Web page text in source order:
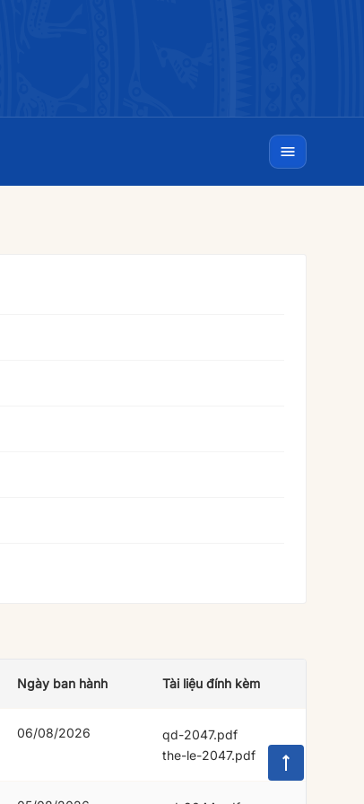
Ngày ban hành Tài liệu đính kèm
06/08/2026
qd-2047.pdf
the-le-2047.pdf